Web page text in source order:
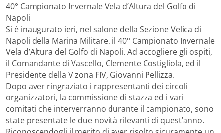
40° Campionato Invernale Vela d’Altura del Golfo di
Napoli
Si è inaugurato ieri, nel salone della Sezione Velica di
Napoli della Marina Militare, il 40° Campionato Invernale
Vela d’Altura del Golfo di Napoli. Ad accogliere gli ospiti,
il Comandante di Vascello, Clemente Costigliola, ed il
Presidente della V zona FIV, Giovanni Pellizza.
Dopo aver ringraziato i rappresentanti dei circoli
organizzatori, la commissione di stazza ed i vari
comitati che interverranno durante il campionato, sono
state presentate le due novità rilevanti di quest’anno.